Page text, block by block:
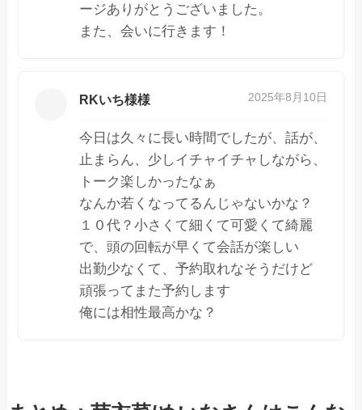
ージありがとうございました。
また、会いに行きます！
RKいち様様 2025年8月10日
今日は久々に長い時間でしたが、話が、
止まらん、少しイチャイチャしながら、
トーク楽しかったなぁ
なんか若くなってるんじゃないかな？
１０代？小さくて細くて可愛くて綺麗
で、頭の回転が早くて会話が楽しい
出勤少なくて、予約取れなそうだけど
頑張ってまた予約します
俺には相性最高かな？